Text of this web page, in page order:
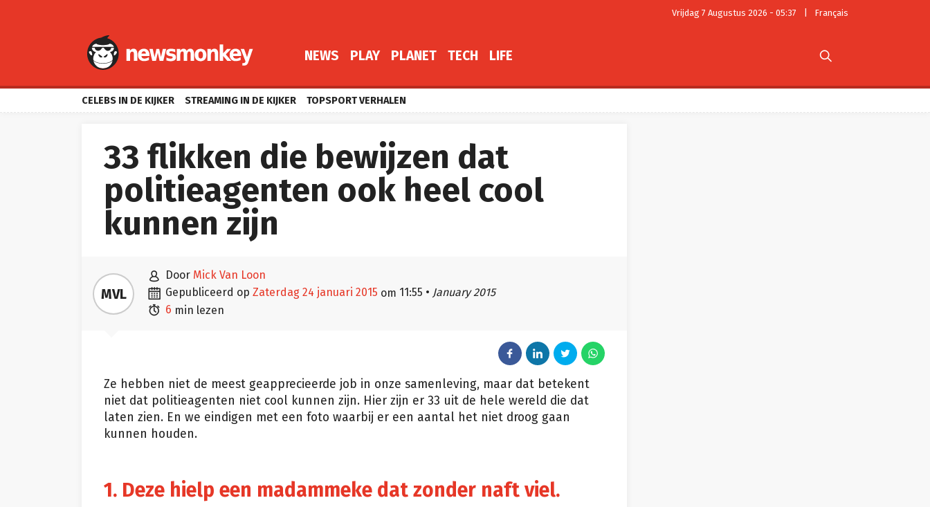
Vrijdag 7 Augustus 2026 - 05:37 Français
NEWS PLAY PLANET TECH LIFE 
CELEBS IN DE KIJKER STREAMING IN DE KIJKER TOPSPORT VERHALEN
33 flikken die bewijzen dat
politieagenten ook heel cool
kunnen zijn
MVL
 door Mick Van Loon
 gepubliceerd op zaterdag 24 januari 2015 om 11:55 • January 2015
 6 min lezen
Ze hebben niet de meest geapprecieerde job in onze samenleving, maar dat betekent
niet dat politieagenten niet cool kunnen zijn. Hier zijn er 33 uit de hele wereld die dat
laten zien. En we eindigen met een foto waarbij er een aantal het niet droog gaan
kunnen houden.
1. Deze hielp een madammeke dat zonder naft viel.